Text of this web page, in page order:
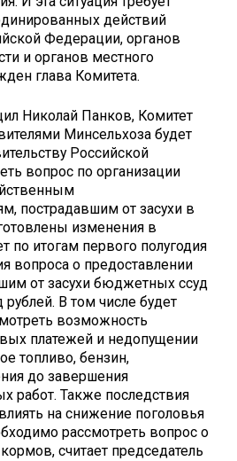
действий
Федерации, органов
и органов местного
глава Комитета.
Николай Панков, Комитет
Минсельхоза будет
Российской
вопрос по организации
пострадавшим от засухи в
изменения в
итогам первого полугодия
вопроса о предоставлении
от засухи бюджетных ссуд
В том числе будет
возможность
платежей и недопущении
топливо, бензин,
до завершения
работ. Также последствия
на снижение поголовья
рассмотреть вопрос о
считает председатель